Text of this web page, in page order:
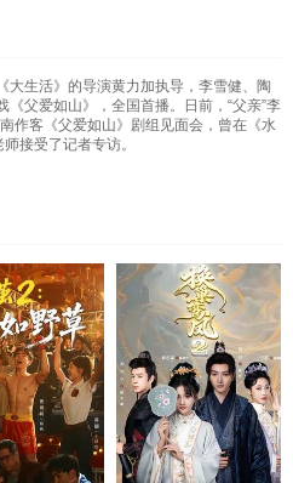
43 44
47
59 60
63 64
67 68
71 72
75 76
大生活》的导演黄力加执导，李雪健、陶
父爱如山》，全国首播。日前，“父亲”李
作客《父爱如山》剧组见面会，曾在《水
接受了记者专访。